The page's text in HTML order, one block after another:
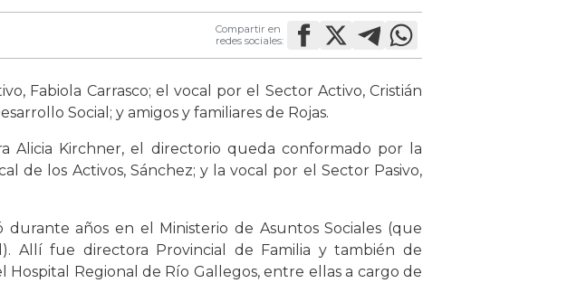
Compartir en
redes sociales:
Fabiola Carrasco; el vocal por el Sector Activo, Cristián
Social; y amigos y familiares de Rojas.
Alicia Kirchner, el directorio queda conformado por la
de los Activos, Sánchez; y la vocal por el Sector Pasivo,
años en el Ministerio de Asuntos Sociales (que
Allí fue directora Provincial de Familia y también de
Regional de Río Gallegos, entre ellas a cargo de